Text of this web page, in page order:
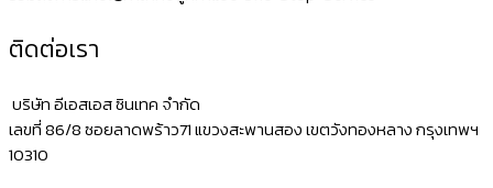
ติดต่อเรา
บริษัท อีเอสเอส ซินเทค จำกัด
เลขที่ 86/8 ซอยลาดพร้าว71 แขวงสะพานสอง เขตวังทองหลาง กรุงเทพฯ
10310